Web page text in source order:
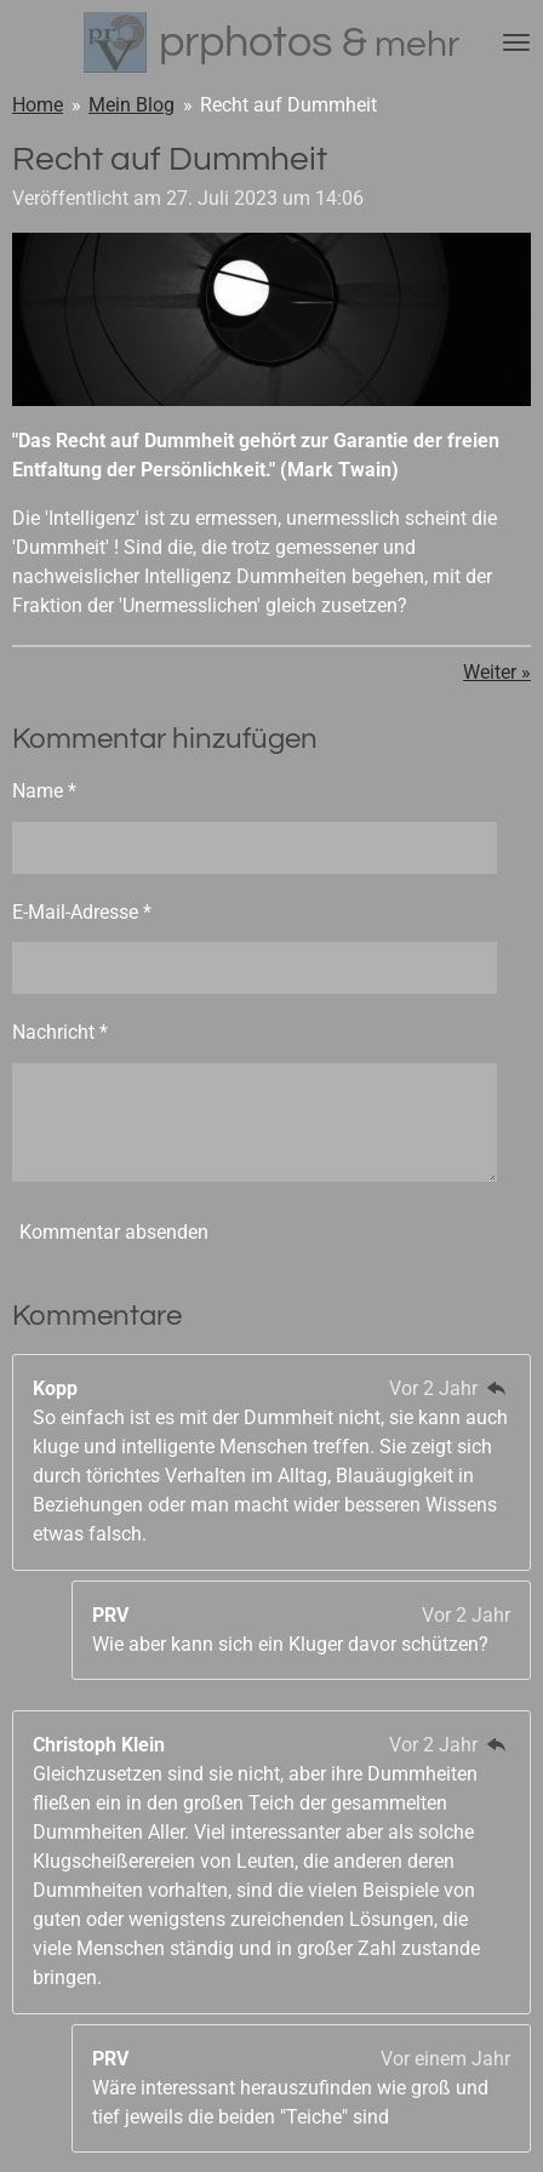
Hauptinhalt
prphotos & mehr
Home » Mein Blog » Recht auf Dummheit
Recht auf Dummheit
Veröffentlicht am 27. Juli 2023 um 14:06
"Das Recht auf Dummheit gehört zur Garantie der freien
Entfaltung der Persönlichkeit." (Mark Twain)
Die 'Intelligenz' ist zu ermessen, unermesslich scheint die
'Dummheit' ! Sind die, die trotz gemessener und
nachweislicher Intelligenz Dummheiten begehen, mit der
Fraktion der 'Unermesslichen' gleich zusetzen?
Weiter »
Kommentar hinzufügen
Name *
E-Mail-Adresse *
Nachricht *
Kommentar absenden
Kommentare
Kopp
Vor 2 Jahr
So einfach ist es mit der Dummheit nicht, sie kann auch
kluge und intelligente Menschen treffen. Sie zeigt sich
durch törichtes Verhalten im Alltag, Blauäugigkeit in
Beziehungen oder man macht wider besseren Wissens
etwas falsch.
PRV
Vor 2 Jahr
Wie aber kann sich ein Kluger davor schützen?
Christoph Klein
Vor 2 Jahr
Gleichzusetzen sind sie nicht, aber ihre Dummheiten
fließen ein in den großen Teich der gesammelten
Dummheiten Aller. Viel interessanter aber als solche
Klugscheißerereien von Leuten, die anderen deren
Dummheiten vorhalten, sind die vielen Beispiele von
guten oder wenigstens zureichenden Lösungen, die
viele Menschen ständig und in großer Zahl zustande
bringen.
PRV
Vor einem Jahr
Wäre interessant herauszufinden wie groß und
tief jeweils die beiden "Teiche" sind